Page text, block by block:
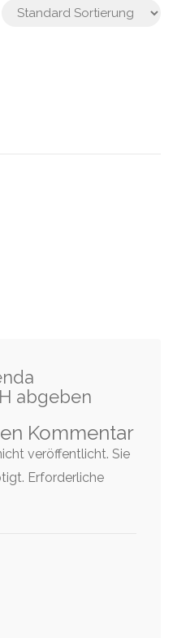
abgeben
Kommentar
veröffentlicht. Sie
Erforderliche